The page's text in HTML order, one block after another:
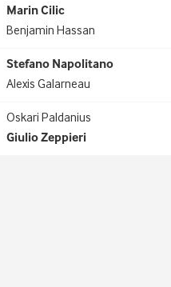
Marin Cilic
Benjamin Hassan
Stefano Napolitano
Alexis Galarneau
Oskari Paldanius
Giulio Zeppieri